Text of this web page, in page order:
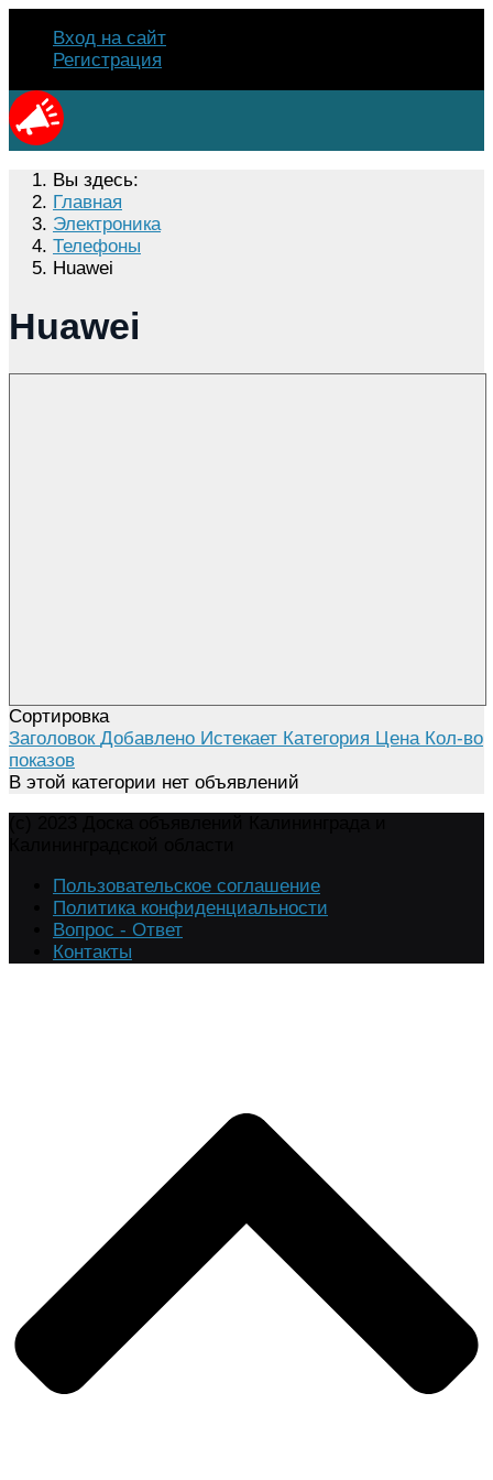
Вход на сайт
Регистрация
Вы здесь:
Главная
Электроника
Телефоны
Huawei
Huawei
Сортировка
Заголовок Добавлено Истекает Категория Цена Кол-во
показов
В этой категории нет объявлений
Пользовательское соглашение
Политика конфиденциальности
Вопрос - Ответ
Контакты